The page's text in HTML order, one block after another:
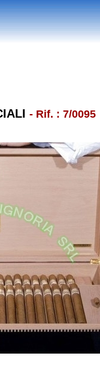
- Rif. : 7/0095